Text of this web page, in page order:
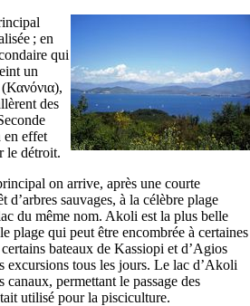
; en
qui
un
Κανόνια),
des
en effet
le détroit.
on arrive, après une courte
d’arbres sauvages, à la célèbre plage
du même nom. Akoli est la plus belle
plage qui peut être encombrée à certaines
bateaux de Kassiopi et d’Agios
excursions tous les jours. Le lac d’Akoli
canaux, permettant le passage des
utilisé pour la pisciculture.